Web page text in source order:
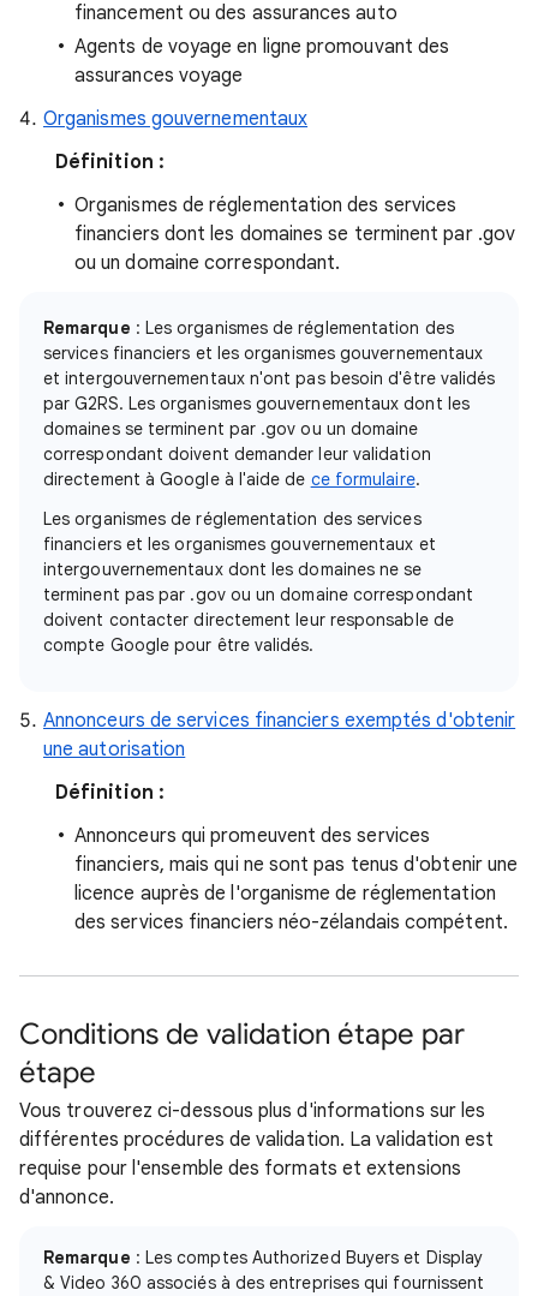
financement ou des assurances auto
Agents de voyage en ligne promouvant des
assurances voyage
Organismes gouvernementaux
Définition :
Organismes de réglementation des services
financiers dont les domaines se terminent par .gov
ou un domaine correspondant.
Remarque : Les organismes de réglementation des
services financiers et les organismes gouvernementaux
et intergouvernementaux n'ont pas besoin d'être validés
par G2RS. Les organismes gouvernementaux dont les
domaines se terminent par .gov ou un domaine
correspondant doivent demander leur validation
directement à Google à l'aide de ce formulaire.
Les organismes de réglementation des services
financiers et les organismes gouvernementaux et
intergouvernementaux dont les domaines ne se
terminent pas par .gov ou un domaine correspondant
doivent contacter directement leur responsable de
compte Google pour être validés.
Annonceurs de services financiers exemptés d'obtenir
une autorisation
Définition :
Annonceurs qui promeuvent des services
financiers, mais qui ne sont pas tenus d'obtenir une
licence auprès de l'organisme de réglementation
des services financiers néo-zélandais compétent.
Conditions de validation étape par
étape
Vous trouverez ci-dessous plus d'informations sur les
différentes procédures de validation. La validation est
requise pour l'ensemble des formats et extensions
d'annonce.
Remarque : Les comptes Authorized Buyers et Display
& Video 360 associés à des entreprises qui fournissent